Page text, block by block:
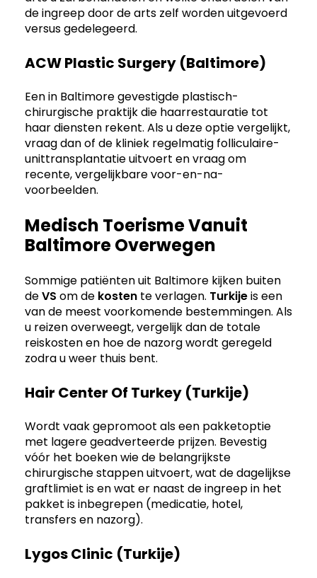
de ingreep door de arts zelf worden uitgevoerd
versus gedelegeerd.
ACW Plastic Surgery (Baltimore)
Een in Baltimore gevestigde plastisch-
chirurgische praktijk die haarrestauratie tot
haar diensten rekent. Als u deze optie vergelijkt,
vraag dan of de kliniek regelmatig folliculaire-
unittransplantatie uitvoert en vraag om
recente, vergelijkbare voor-en-na-
voorbeelden.
Medisch Toerisme Vanuit
Baltimore Overwegen
Sommige patiënten uit Baltimore kijken buiten
deVS om de kosten te verlagen. Turkijeis een
van de meest voorkomende bestemmingen. Als
u reizen overweegt, vergelijk dan de totale
reiskosten en hoe de nazorg wordt geregeld
zodra u weer thuis bent.
Hair Center Of Turkey (Turkije)
Wordt vaak gepromoot als een pakketoptie
met lagere geadverteerde prijzen. Bevestig
vóór het boeken wie de belangrijkste
chirurgische stappen uitvoert, wat de dagelijkse
graftlimiet is en wat er naast de ingreep in het
pakket is inbegrepen (medicatie, hotel,
transfers en nazorg).
Lygos Clinic (Turkije)